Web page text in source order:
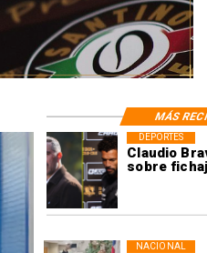
Claudio
sobre
DEPORTES
NACIONAL
MÁS